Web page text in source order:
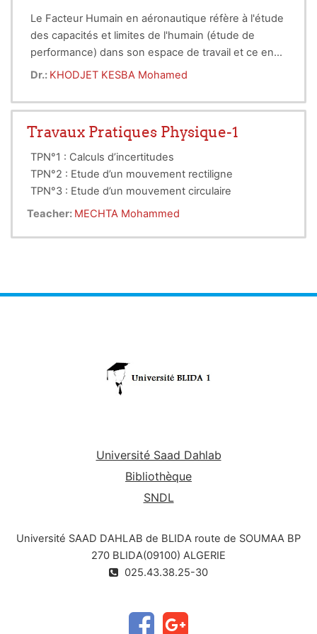
Le Facteur Humain en aéronautique réfère à l'étude
des capacités et limites de l'humain (étude de
performance) dans son espace de travail et ce en
évaluant avec précision toute interaction entre le
maintenance, contrôleur aérien ...) et les
écrites ou verbales qu’ ils doivent suivre, la
réglementation à laquelle ils sont astreints, ainsi que
leurs conditions de travail : environnementales,
psychologiques, et physiques.
Le rôle du « facteurs humains » est d'optimiser en
conditions de travail du personnel navigant, de
équipe.
Dr.: KHODJET KESBA Mohamed
Travaux Pratiques Physique-1
TPN°1 : Calculs d’incertitudes
TPN°2 : Etude d’un mouvement rectiligne
TPN°3 : Etude d’un mouvement circulaire
Teacher: MECHTA Mohammed
Université Saad Dahlab
Bibliothèque
SNDL
Université SAAD DAHLAB de BLIDA route de SOUMAA BP
270 BLIDA(09100) ALGERIE
025.43.38.25-30